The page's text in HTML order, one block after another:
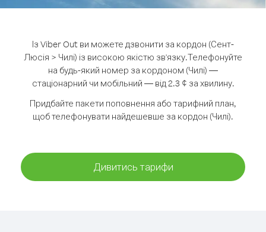
Із Viber Out ви можете дзвонити за кордон (Сент-
Люсія > Чилі) із високою якістю зв'язку.Телефонуйте
на будь-який номер за кордоном (Чилі) —
стаціонарний чи мобільний — від 2.3 ¢ за хвилину.
Придбайте пакети поповнення або тарифний план,
щоб телефонувати найдешевше за кордон (Чилі).
Дивитись тарифи